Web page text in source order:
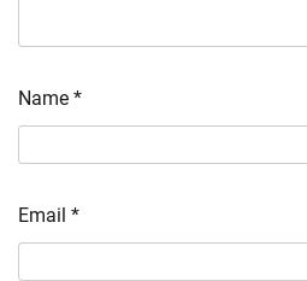
Name *
Email *